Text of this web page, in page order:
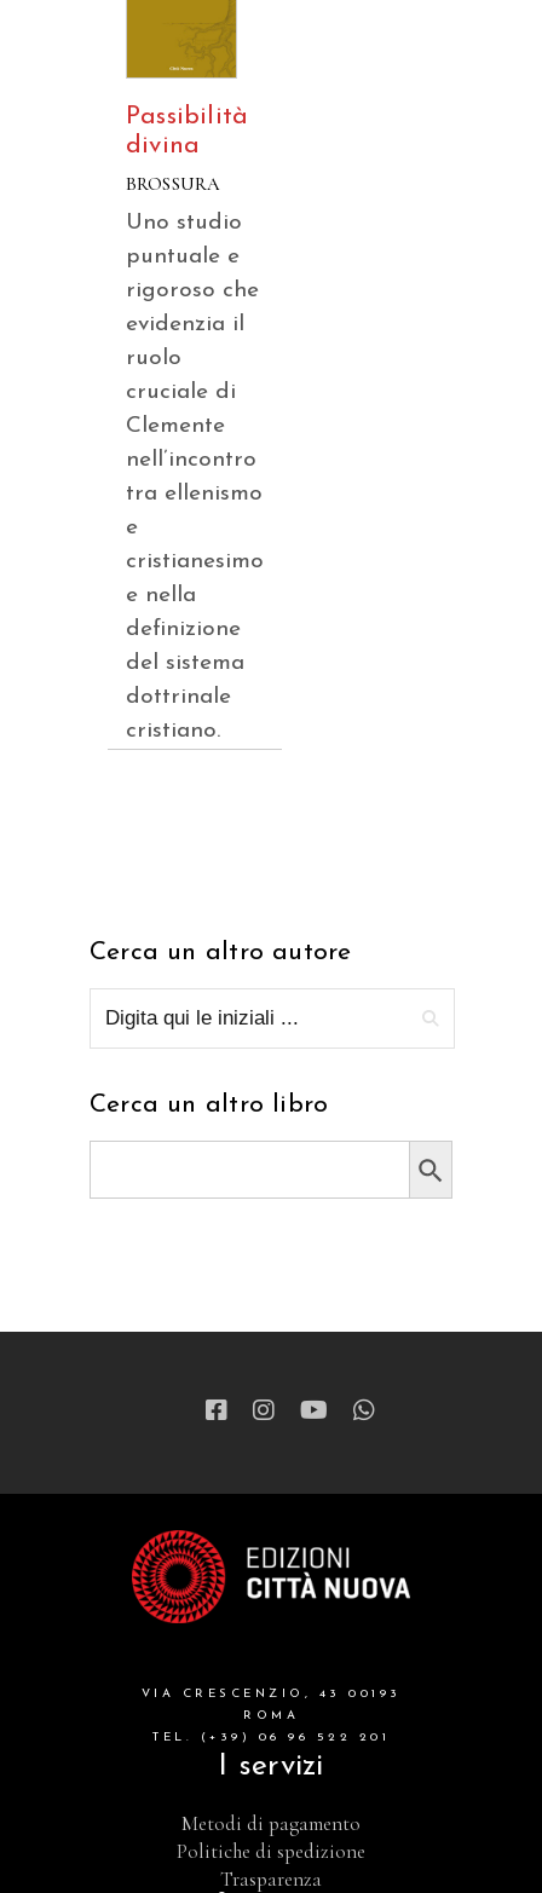
Passibilità
divina
BROSSURA
Uno studio
puntuale e
rigoroso che
evidenzia il
ruolo
cruciale di
Clemente
nell’incontro
tra ellenismo
e
cristianesimo
e nella
definizione
del sistema
dottrinale
cristiano.
Cerca un altro autore
Cerca un altro libro
Search Button
VIA CRESCENZIO, 43 00193
ROMA
TEL. (+39) 06 96 522 201
I servizi
Metodi di pagamento
Politiche di spedizione
Trasparenza